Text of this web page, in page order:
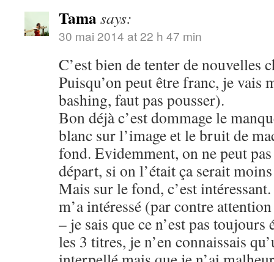
Tamasays:
30 mai 2014 at 22 h 47 min
C’est bien de tenter de nouvelles
Puisqu’on peut être franc, je vais
bashing, faut pas pousser).
Bon déjà c’est dommage le
blanc sur l’image et le bruit de
fond. Evidemment, on ne peut
départ, si on l’était ça serait
Mais sur le fond, c’est
m’a intéressé (par contre
– je sais que ce n’est pas
les 3 titres, je n’en connaissais